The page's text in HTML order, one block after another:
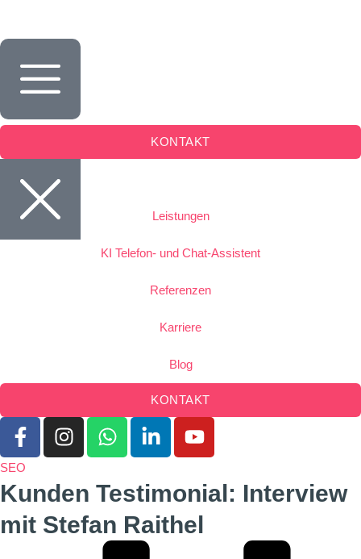
KONTAKT
Leistungen
KI Telefon- und Chat-Assistent
Referenzen
Karriere
Blog
KONTAKT
SEO
Kunden Testimonial: Interview
mit Stefan Raithel